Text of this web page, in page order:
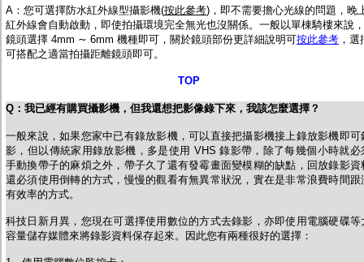
A：您可選擇防水紅外線型攝影機(按此參考)， 即不需要擔心光線的問題，晚
紅外線會自動啟動，即使拍攝環境完全無光也沒關係。一般以單棟騎樓來說，
鏡頭選擇 4mm ∼ 6mm 機種即可，關於鏡頭部份更詳細說明可按此參考 ，選
可搭配之適當拍攝距離鏡頭即可。
TOP
Q ： 我已經有購買攝影機，但我還想把影像錄下來，我該怎麼選擇？
一般來說，如果您家中已有錄放影機，可以直接把攝影機接上錄放影機即可
影，但以傳統家用錄放影機，多是使用 VHS 錄影帶，除了每幾個小時就必
手動換帶子的麻煩之外，帶子久了還有發霉畫面變模糊的缺點，回放錄影資
還必須使用倒轉的方式，慢慢的觀看有無異常狀況，實在是非常浪費時間跟
有效率的方式。
科技日新月異，您現在可選擇使用數位的方式去錄影，亦即使用電腦硬碟等
容量儲存媒體來將錄影資料保存起來。因此您有兩種很好的選擇：